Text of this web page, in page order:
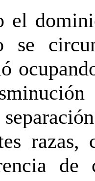
el
se
razas,
de